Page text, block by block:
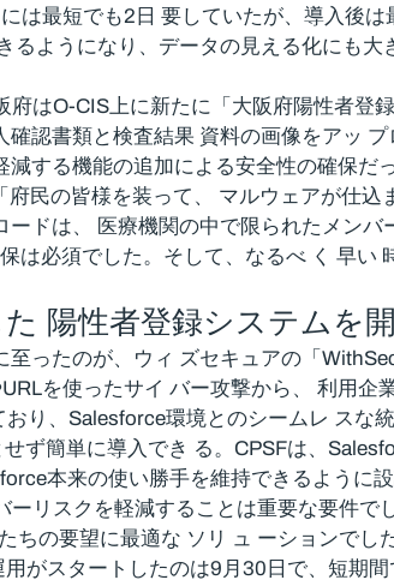
最短でも2日 要していたが、導入後
ようになり、データの見える化にも
はO-CIS上に新たに「大阪府陽性者登
認書類と検査結果 資料の画像をアッ
する機能の追加による安全性の確保だっ
民の皆様を装って、 マルウェアが仕
ドは、 医療機関の中で限られたメン
必須でした。そして、なるべ く 早い
陽性者登録システムを
ったのが、ウィ ズセキュアの「
を使ったサイ バー攻撃から、 利用企
り、Salesforce環境とのシームレ スな
ず簡単に導入でき る。CPSFは、
本来の使い勝手を維持できるように設
リスクを軽減することは重要な要件
の要望に最適な ソリ ュ ーションでし
がスタートしたのは9月30日で、短期